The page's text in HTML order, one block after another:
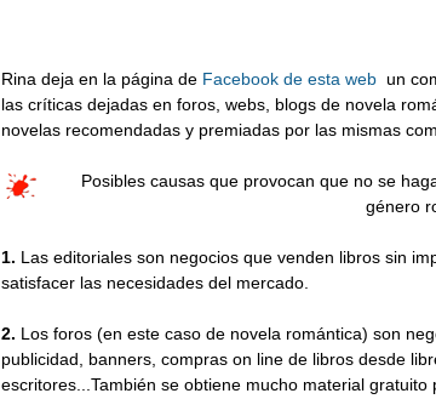
Rina deja en la página de Facebook de esta web un
las críticas dejadas en foros, webs, blogs de novela
novelas recomendadas y premiadas por las mismas
Posibles causas que provocan que no se
género
1. Las editoriales son negocios que venden libros sin
satisfacer las necesidades del mercado.
2. Los foros (en este caso de novela romántica) son
publicidad, banners, compras on line de libros desde
escritores...También se obtiene mucho material